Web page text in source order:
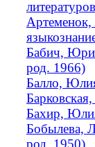
Артеменок,
Бабич,
род. 1966)
Балло,
Бахир,
Бобылева,